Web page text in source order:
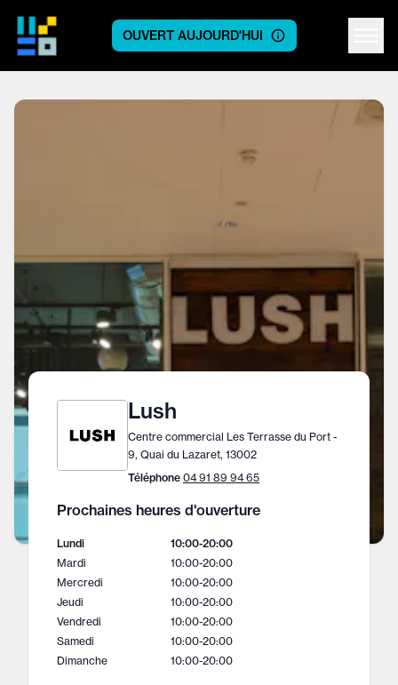
Centre logo
OUVERT AUJOURD'HUI
Lush
Centre commercial Les Terrasse du Port -
9, Quai du Lazaret, 13002
Téléphone 04 91 89 94 65
Prochaines heures d'ouverture
Lundi 10:00-20:00
Mardi
10:00-20:00
Mercredi
10:00-20:00
Jeudi
10:00-20:00
Vendredi
10:00-20:00
Samedi
10:00-20:00
Dimanche
10:00-20:00